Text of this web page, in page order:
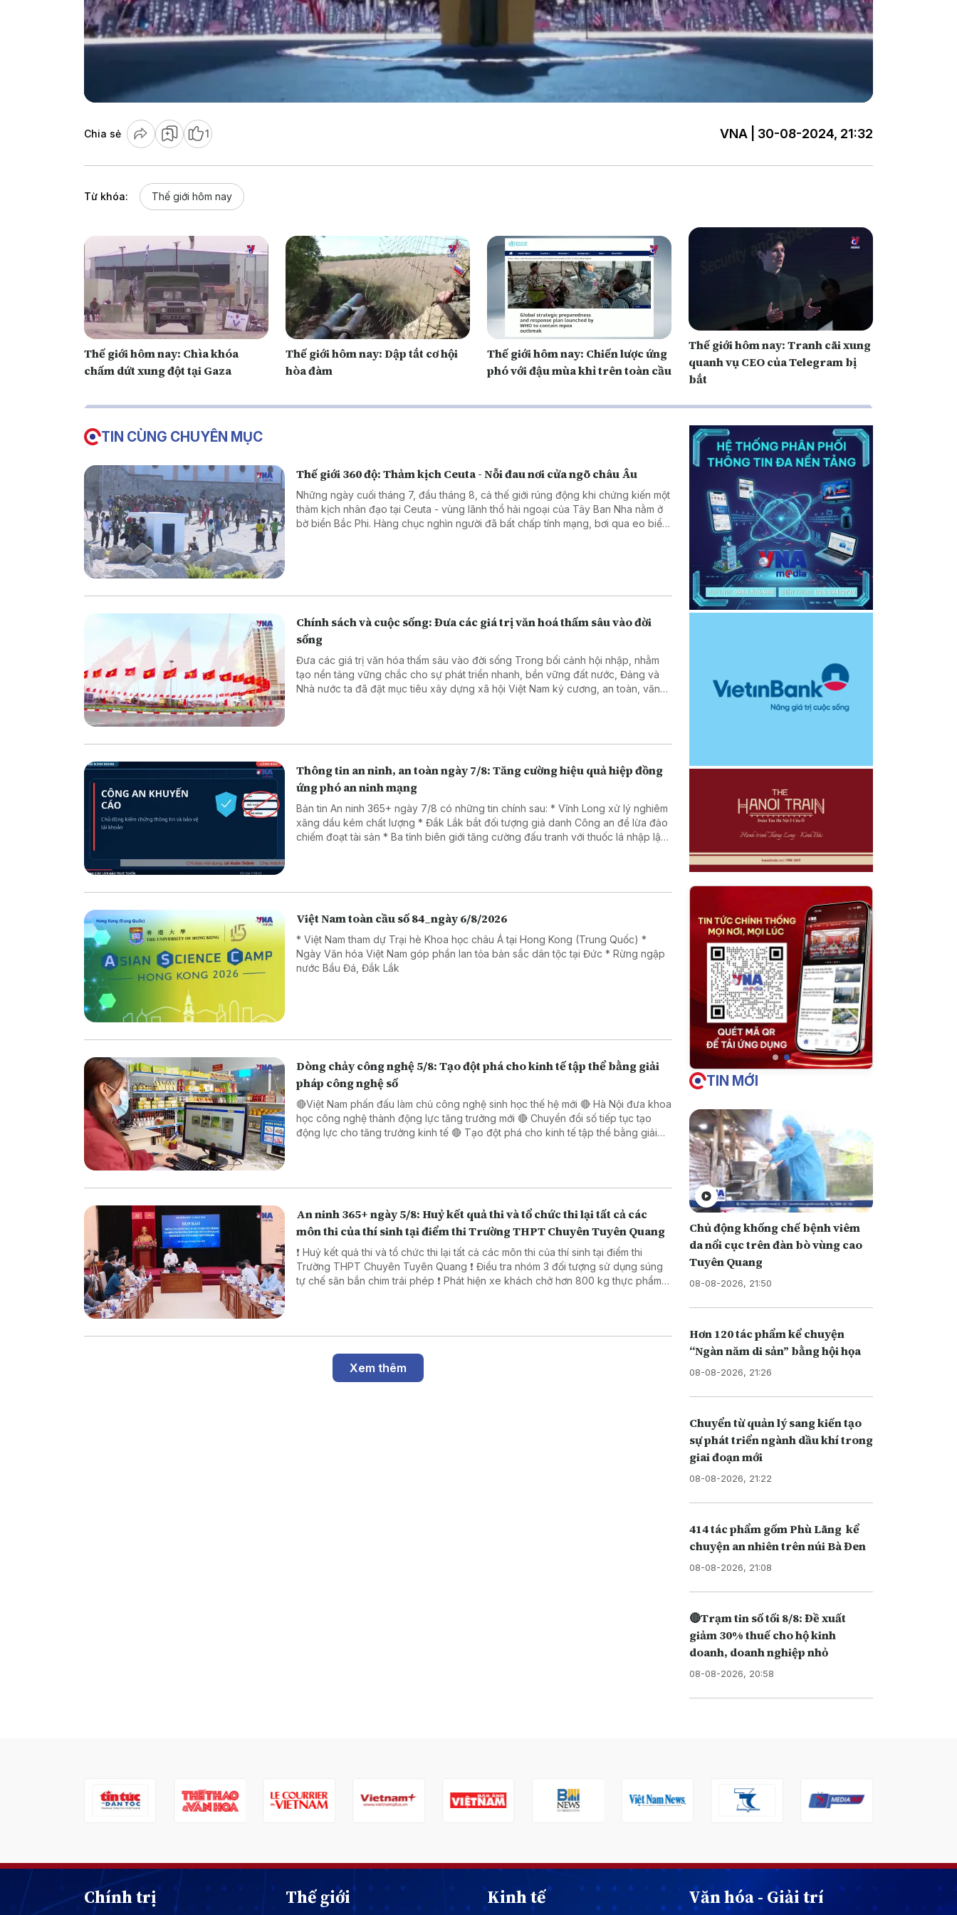
Chia sẻ 1 VNA | 30-08-2024, 21:32
Từ khóa: Thế giới hôm nay
Thế giới hôm nay: Chìa khóa
chấm dứt xung đột tại Gaza
Thế giới hôm nay: Dập tắt cơ hội
hòa đàm
Thế giới hôm nay: Chiến lược ứng
phó với đậu mùa khỉ trên toàn cầu
Thế giới hôm nay: Tranh cãi xung
quanh vụ CEO của Telegram bị
bắt
TIN CÙNG CHUYÊN MỤC
Thế giới 360 độ: Thảm kịch Ceuta - Nỗi đau nơi cửa ngõ châu Âu
Những ngày cuối tháng 7, đầu tháng 8, cả thế giới rúng động khi chứng kiến một
thảm kịch nhân đạo tại Ceuta - vùng lãnh thổ hải ngoại của Tây Ban Nha nằm ở
bờ biển Bắc Phi. Hàng chục nghìn người đã bất chấp tính mạng, bơi qua eo biển
Chính sách và cuộc sống: Đưa các giá trị văn hoá thấm sâu vào đời
sống
Đưa các giá trị văn hóa thấm sâu vào đời sống Trong bối cảnh hội nhập, nhằm
tạo nền tảng vững chắc cho sự phát triển nhanh, bền vững đất nước, Đảng và
Nhà nước ta đã đặt mục tiêu xây dựng xã hội Việt Nam kỷ cương, an toàn, văn
dân là mục tiêu cao nhất.
Thông tin an ninh, an toàn ngày 7/8: Tăng cường hiệu quả hiệp đồng
ứng phó an ninh mạng
Bản tin An ninh 365+ ngày 7/8 có những tin chính sau: * Vĩnh Long xử lý nghiêm
xăng dầu kém chất lượng * Đắk Lắk bắt đối tượng giả danh Công an để lừa đảo
chiếm đoạt tài sản * Ba tỉnh biên giới tăng cường đấu tranh với thuốc lá nhập lậu
Việt Nam toàn cầu số 84_ngày 6/8/2026
* Việt Nam tham dự Trại hè Khoa học châu Á tại Hong Kong (Trung Quốc) *
Ngày Văn hóa Việt Nam góp phần lan tỏa bản sắc dân tộc tại Đức * Rừng ngập
nước Bầu Đá, Đắk Lắk
Dòng chảy công nghệ 5/8: Tạo đột phá cho kinh tế tập thể bằng giải
pháp công nghệ số
🔴Việt Nam phấn đấu làm chủ công nghệ sinh học thế hệ mới 🔴 Hà Nội đưa khoa
học công nghệ thành động lực tăng trưởng mới 🔴 Chuyển đổi số tiếp tục tạo
động lực cho tăng trưởng kinh tế 🔴 Tạo đột phá cho kinh tế tập thể bằng giải
An ninh 365+ ngày 5/8: Huỷ kết quả thi và tổ chức thi lại tất cả các
môn thi của thí sinh tại điểm thi Trường THPT Chuyên Tuyên Quang
❗ Huỷ kết quả thi và tổ chức thi lại tất cả các môn thi của thí sinh tại điểm thi
Trường THPT Chuyên Tuyên Quang ❗ Điều tra nhóm 3 đối tượng sử dụng súng
tự chế săn bắn chim trái phép ❗ Phát hiện xe khách chở hơn 800 kg thực phẩm
Xem thêm
TIN MỚI
Chủ động khống chế bệnh viêm
da nổi cục trên đàn bò vùng cao
Tuyên Quang
08-08-2026, 21:50
Hơn 120 tác phẩm kể chuyện
“Ngàn năm di sản” bằng hội họa
08-08-2026, 21:26
Chuyển từ quản lý sang kiến tạo
sự phát triển ngành dầu khí trong
giai đoạn mới
08-08-2026, 21:22
414 tác phẩm gốm Phù Lãng kể
chuyện an nhiên trên núi Bà Đen
08-08-2026, 21:08
🔴Trạm tin số tối 8/8: Đề xuất
giảm 30% thuế cho hộ kinh
doanh, doanh nghiệp nhỏ
08-08-2026, 20:58
Chính trị Thế giới Kinh tế Văn hóa - Giải trí